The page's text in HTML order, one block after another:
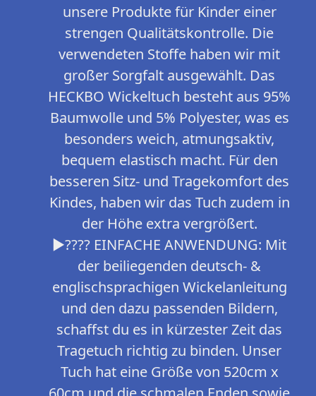
unsere Produkte für Kinder einer
strengen Qualitätskontrolle. Die
verwendeten Stoffe haben wir mit
großer Sorgfalt ausgewählt. Das
HECKBO Wickeltuch besteht aus 95%
Baumwolle und 5% Polyester, was es
besonders weich, atmungsaktiv,
bequem elastisch macht. Für den
besseren Sitz- und Tragekomfort des
Kindes, haben wir das Tuch zudem in
der Höhe extra vergrößert.
►???? EINFACHE ANWENDUNG: Mit
der beiliegenden deutsch- &
englischsprachigen Wickelanleitung
und den dazu passenden Bildern,
schaffst du es in kürzester Zeit das
Tragetuch richtig zu binden. Unser
Tuch hat eine Größe von 520cm x